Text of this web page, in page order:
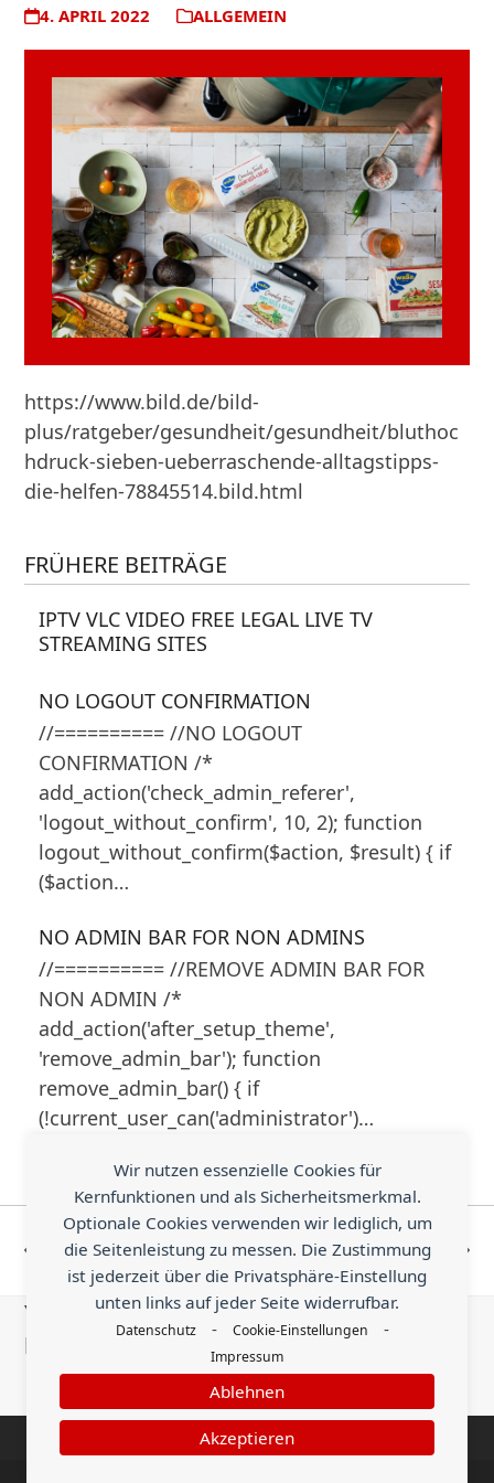
Wir nutzen essenzielle Cookies für
Kernfunktionen und als Sicherheitsmerkmal.
Optionale Cookies verwenden wir lediglich, um
die Seitenleistung zu messen. Die Zustimmung
ist jederzeit über die Privatsphäre-Einstellung
unten links auf jeder Seite widerrufbar.
Datenschutz - Cookie-Einstellungen -
Impressum
Akzeptieren
Ablehnen
4. APRIL 2022 ALLGEMEIN
https://www.bild.de/bild-
plus/ratgeber/gesundheit/gesundheit/bluthoc
hdruck-sieben-ueberraschende-alltagstipps-
die-helfen-78845514.bild.html
FRÜHERE BEITRÄGE
IPTV VLC VIDEO FREE LEGAL LIVE TV
STREAMING SITES
NO LOGOUT CONFIRMATION
//========== //NO LOGOUT
CONFIRMATION /*
add_action('check_admin_referer',
'logout_without_confirm', 10, 2); function
logout_without_confirm($action, $result) { if
($action…
NO ADMIN BAR FOR NON ADMINS
//========== //REMOVE ADMIN BAR FOR
NON ADMIN /*
add_action('after_setup_theme',
'remove_admin_bar'); function
remove_admin_bar() { if
(!current_user_can('administrator')…
vorheriger
Beitrag:
All GMail
Search
Operators
Nächster
Beitrag:
Study suggests: You can see
whether someone is rich or
poor by looking at them
You know something helpful that is worth
being shared with the world?
Send an Earn